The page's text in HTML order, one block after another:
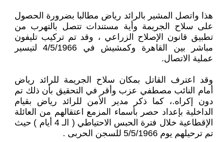
هذا واتصل المشير بالرائد رياض مطالبا بضرورة الحصول
على سلاح الجريمة وأية مستندات تتصل بالتهرب من
تطبيق قانون الإصلاح الزراعي ، وقد تم تركيب تليفون
مباشر بين القاهرة وكمشيش في 4/5/1966 لتيسير
عملية الاتصال.
وقد اعترف القاتل بمكان سلاح الجريمة للرائد رياض
أمام النائب مصطفي عزب وأقر في التحقيق بأن ذلك تم
دون إكراه.، كما ذكر مدير الأمن للرائد رياض بقيام
الداخلية بإعداد حصر بأسماء المزمع اعتقالهم من العائلة
الإقطاعية خلال فترة الحبس الاحتياطي ( الـ 4 أيام ) حيث
تم ترحيلهم يوم 5/5/1966 للسجن الحربى .